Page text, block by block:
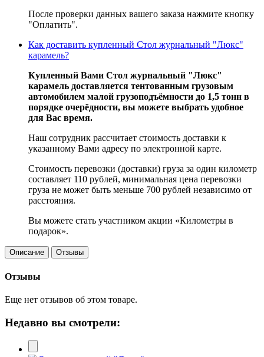
После проверки данных вашего заказа нажмите кнопку
"Оплатить".
Как доставить купленный Стол журнальный "Люкс"
карамель?
Купленный Вами Стол журнальный "Люкс"
карамель доставляется тентованным грузовым
автомобилем малой грузоподъёмности до 1,5 тонн в
порядке очерёдности, вы можете выбрать удобное
для Вас время.
Наш сотрудник рассчитает стоимость доставки к
указанному Вами адресу по электронной карте.
Стоимость перевозки (доставки) груза за один километр
составляет 110 рублей, минимальная цена перевозки
груза не может быть меньше 700 рублей независимо от
расстояния.
Вы можете стать участником акции «Километры в
подарок».
Описание Отзывы
Отзывы
Еще нет отзывов об этом товаре.
Недавно вы смотрели: